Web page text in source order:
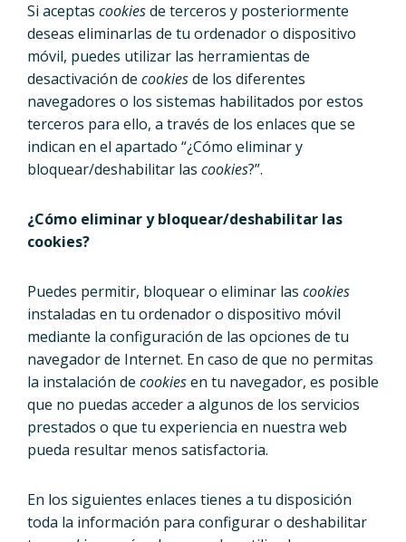
Si aceptas cookiesde terceros y posteriormente
deseas eliminarlas de tu ordenador o dispositivo
móvil, puedes utilizar las herramientas de
desactivación de cookiesde los diferentes
navegadores o los sistemas habilitados por estos
terceros para ello, a través de los enlaces que se
indican en el apartado “¿Cómo eliminar y
bloquear/deshabilitar las cookies?”.
¿Cómo eliminar y bloquear/deshabilitar las
cookies?
Puedes permitir, bloquear o eliminar las cookies
instaladas en tu ordenador o dispositivo móvil
mediante la configuración de las opciones de tu
navegador de Internet. En caso de que no permitas
la instalación de cookiesen tu navegador, es posible
que no puedas acceder a algunos de los servicios
prestados o que tu experiencia en nuestra web
pueda resultar menos satisfactoria.
En los siguientes enlaces tienes a tu disposición
toda la información para configurar o deshabilitar